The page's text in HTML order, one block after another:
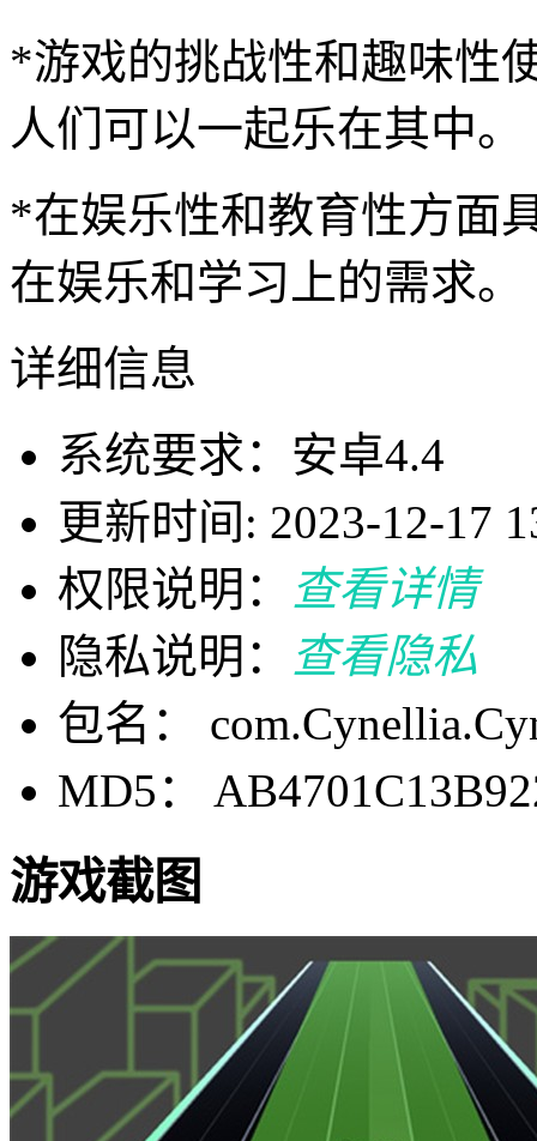
*游戏的挑战性和趣味性
人们可以一起乐在其中。
*在娱乐性和教育性方面
在娱乐和学习上的需求。
详细信息
系统要求：安卓4.4
更新时间: 2023-12-17
权限说明：
查看详情
隐私说明：
查看隐私
包名：
MD5：
游戏截图